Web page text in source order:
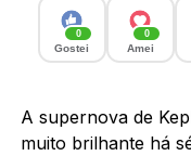
0
Gostei
0
Amei
A supernova de
muito brilhante há